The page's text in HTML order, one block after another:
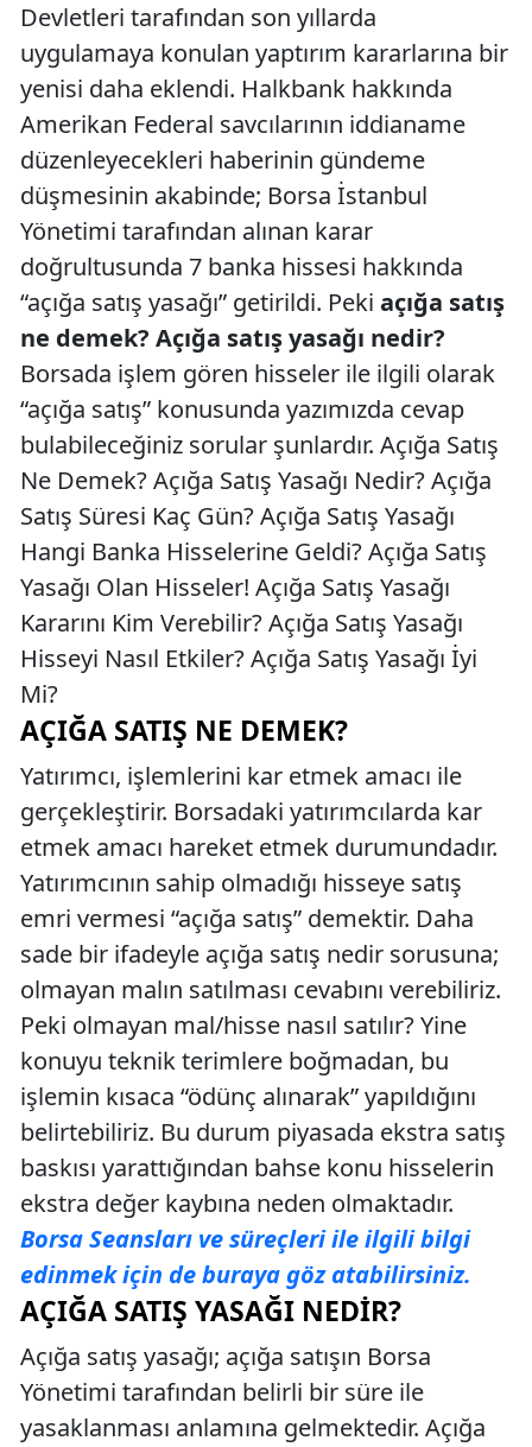
Devletleri tarafından son yıllarda
uygulamaya konulan yaptırım kararlarına bir
yenisi daha eklendi. Halkbank hakkında
Amerikan Federal savcılarının iddianame
düzenleyecekleri haberinin gündeme
düşmesinin akabinde; Borsa İstanbul
Yönetimi tarafından alınan karar
doğrultusunda 7 banka hissesi hakkında
“açığa satış yasağı” getirildi. Peki açığa satış
ne demek? Açığa satış yasağı nedir?
Borsada işlem gören hisseler ile ilgili olarak
“açığa satış” konusunda yazımızda cevap
bulabileceğiniz sorular şunlardır. Açığa Satış
Ne Demek? Açığa Satış Yasağı Nedir? Açığa
Satış Süresi Kaç Gün? Açığa Satış Yasağı
Hangi Banka Hisselerine Geldi? Açığa Satış
Yasağı Olan Hisseler! Açığa Satış Yasağı
Kararını Kim Verebilir? Açığa Satış Yasağı
Hisseyi Nasıl Etkiler? Açığa Satış Yasağı İyi
Mi?
AÇIĞA SATIŞ NE DEMEK?
Yatırımcı, işlemlerini kar etmek amacı ile
gerçekleştirir. Borsadaki yatırımcılarda kar
etmek amacı hareket etmek durumundadır.
Yatırımcının sahip olmadığı hisseye satış
emri vermesi “açığa satış” demektir. Daha
sade bir ifadeyle açığa satış nedir sorusuna;
olmayan malın satılması cevabını verebiliriz.
Peki olmayan mal/hisse nasıl satılır? Yine
konuyu teknik terimlere boğmadan, bu
işlemin kısaca “ödünç alınarak” yapıldığını
belirtebiliriz. Bu durum piyasada ekstra satış
baskısı yarattığından bahse konu hisselerin
ekstra değer kaybına neden olmaktadır.
Borsa Seansları ve süreçleri ile ilgili bilgi
edinmek için de buraya göz atabilirsiniz.
AÇIĞA SATIŞ YASAĞI NEDIR?
Açığa satış yasağı; açığa satışın Borsa
Yönetimi tarafından belirli bir süre ile
yasaklanması anlamına gelmektedir. Açığa